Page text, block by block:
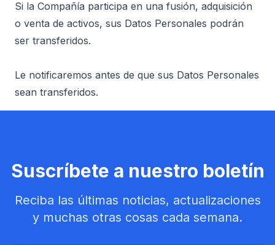
Si la Compañía participa en una fusión, adquisición
o venta de activos, sus Datos Personales podrán
ser transferidos.
Le notificaremos antes de que sus Datos Personales
sean transferidos.
Suscríbete a nuestro boletín
Reciba las últimas noticias, actualizaciones
y muchas otras cosas cada semana.